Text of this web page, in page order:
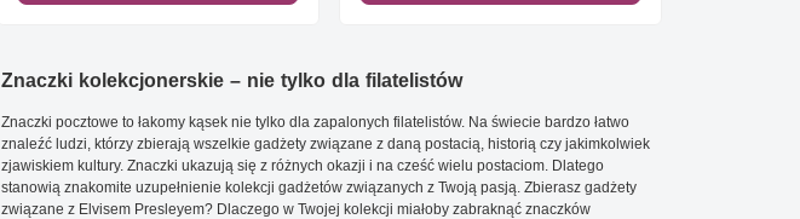
Znaczki kolekcjonerskie – nie tylko dla filatelistów
Znaczki pocztowe to łakomy kąsek nie tylko dla zapalonych filatelistów. Na świecie bardzo łatwo
znaleźć ludzi, którzy zbierają wszelkie gadżety związane z daną postacią, historią czy jakimkolwiek
zjawiskiem kultury. Znaczki ukazują się z różnych okazji i na cześć wielu postaciom. Dlatego
stanowią znakomite uzupełnienie kolekcji gadżetów związanych z Twoją pasją. Zbierasz gadżety
związane z Elvisem Presleyem? Dlaczego w Twojej kolekcji miałoby zabraknąć znaczków